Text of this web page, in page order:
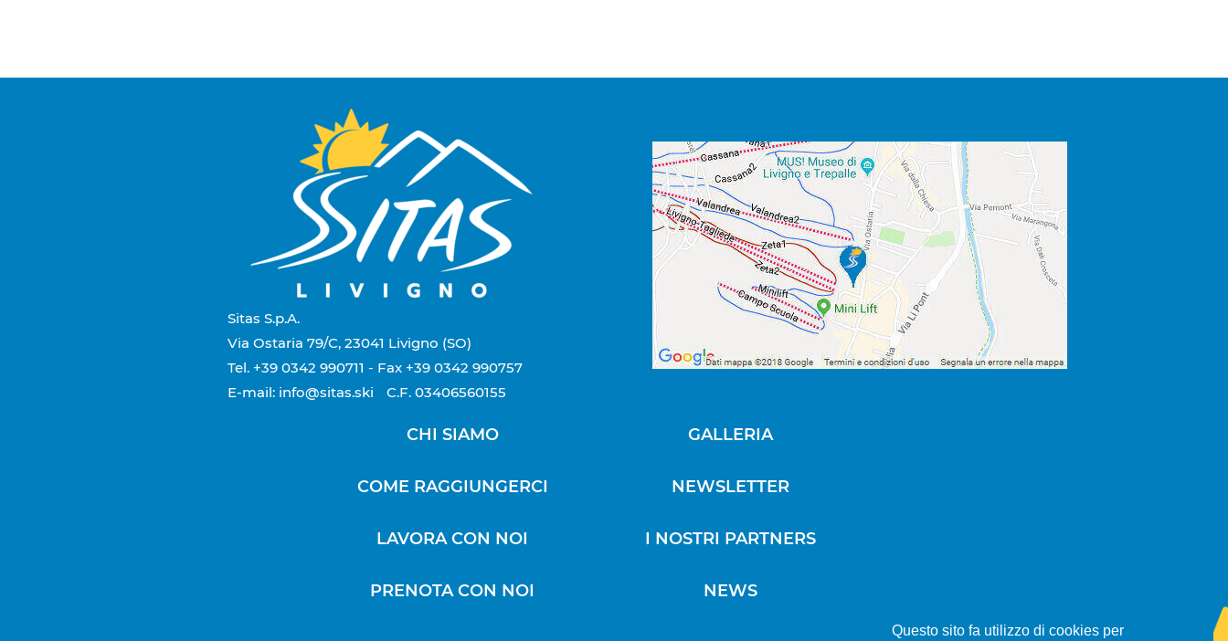
Questo sito fa utilizzo di cookies per
Sitas S.p.A.
Via Ostaria 79/C, 23041 Livigno (SO)
Tel. +39 0342 990711 - Fax +39 0342 990757
E-mail: info@sitas.ski
C.F. 03406560155
CHI SIAMO
COME RAGGIUNGERCI
LAVORA CON NOI
PRENOTA CON NOI
GALLERIA
NEWSLETTER
I NOSTRI PARTNERS
NEWS